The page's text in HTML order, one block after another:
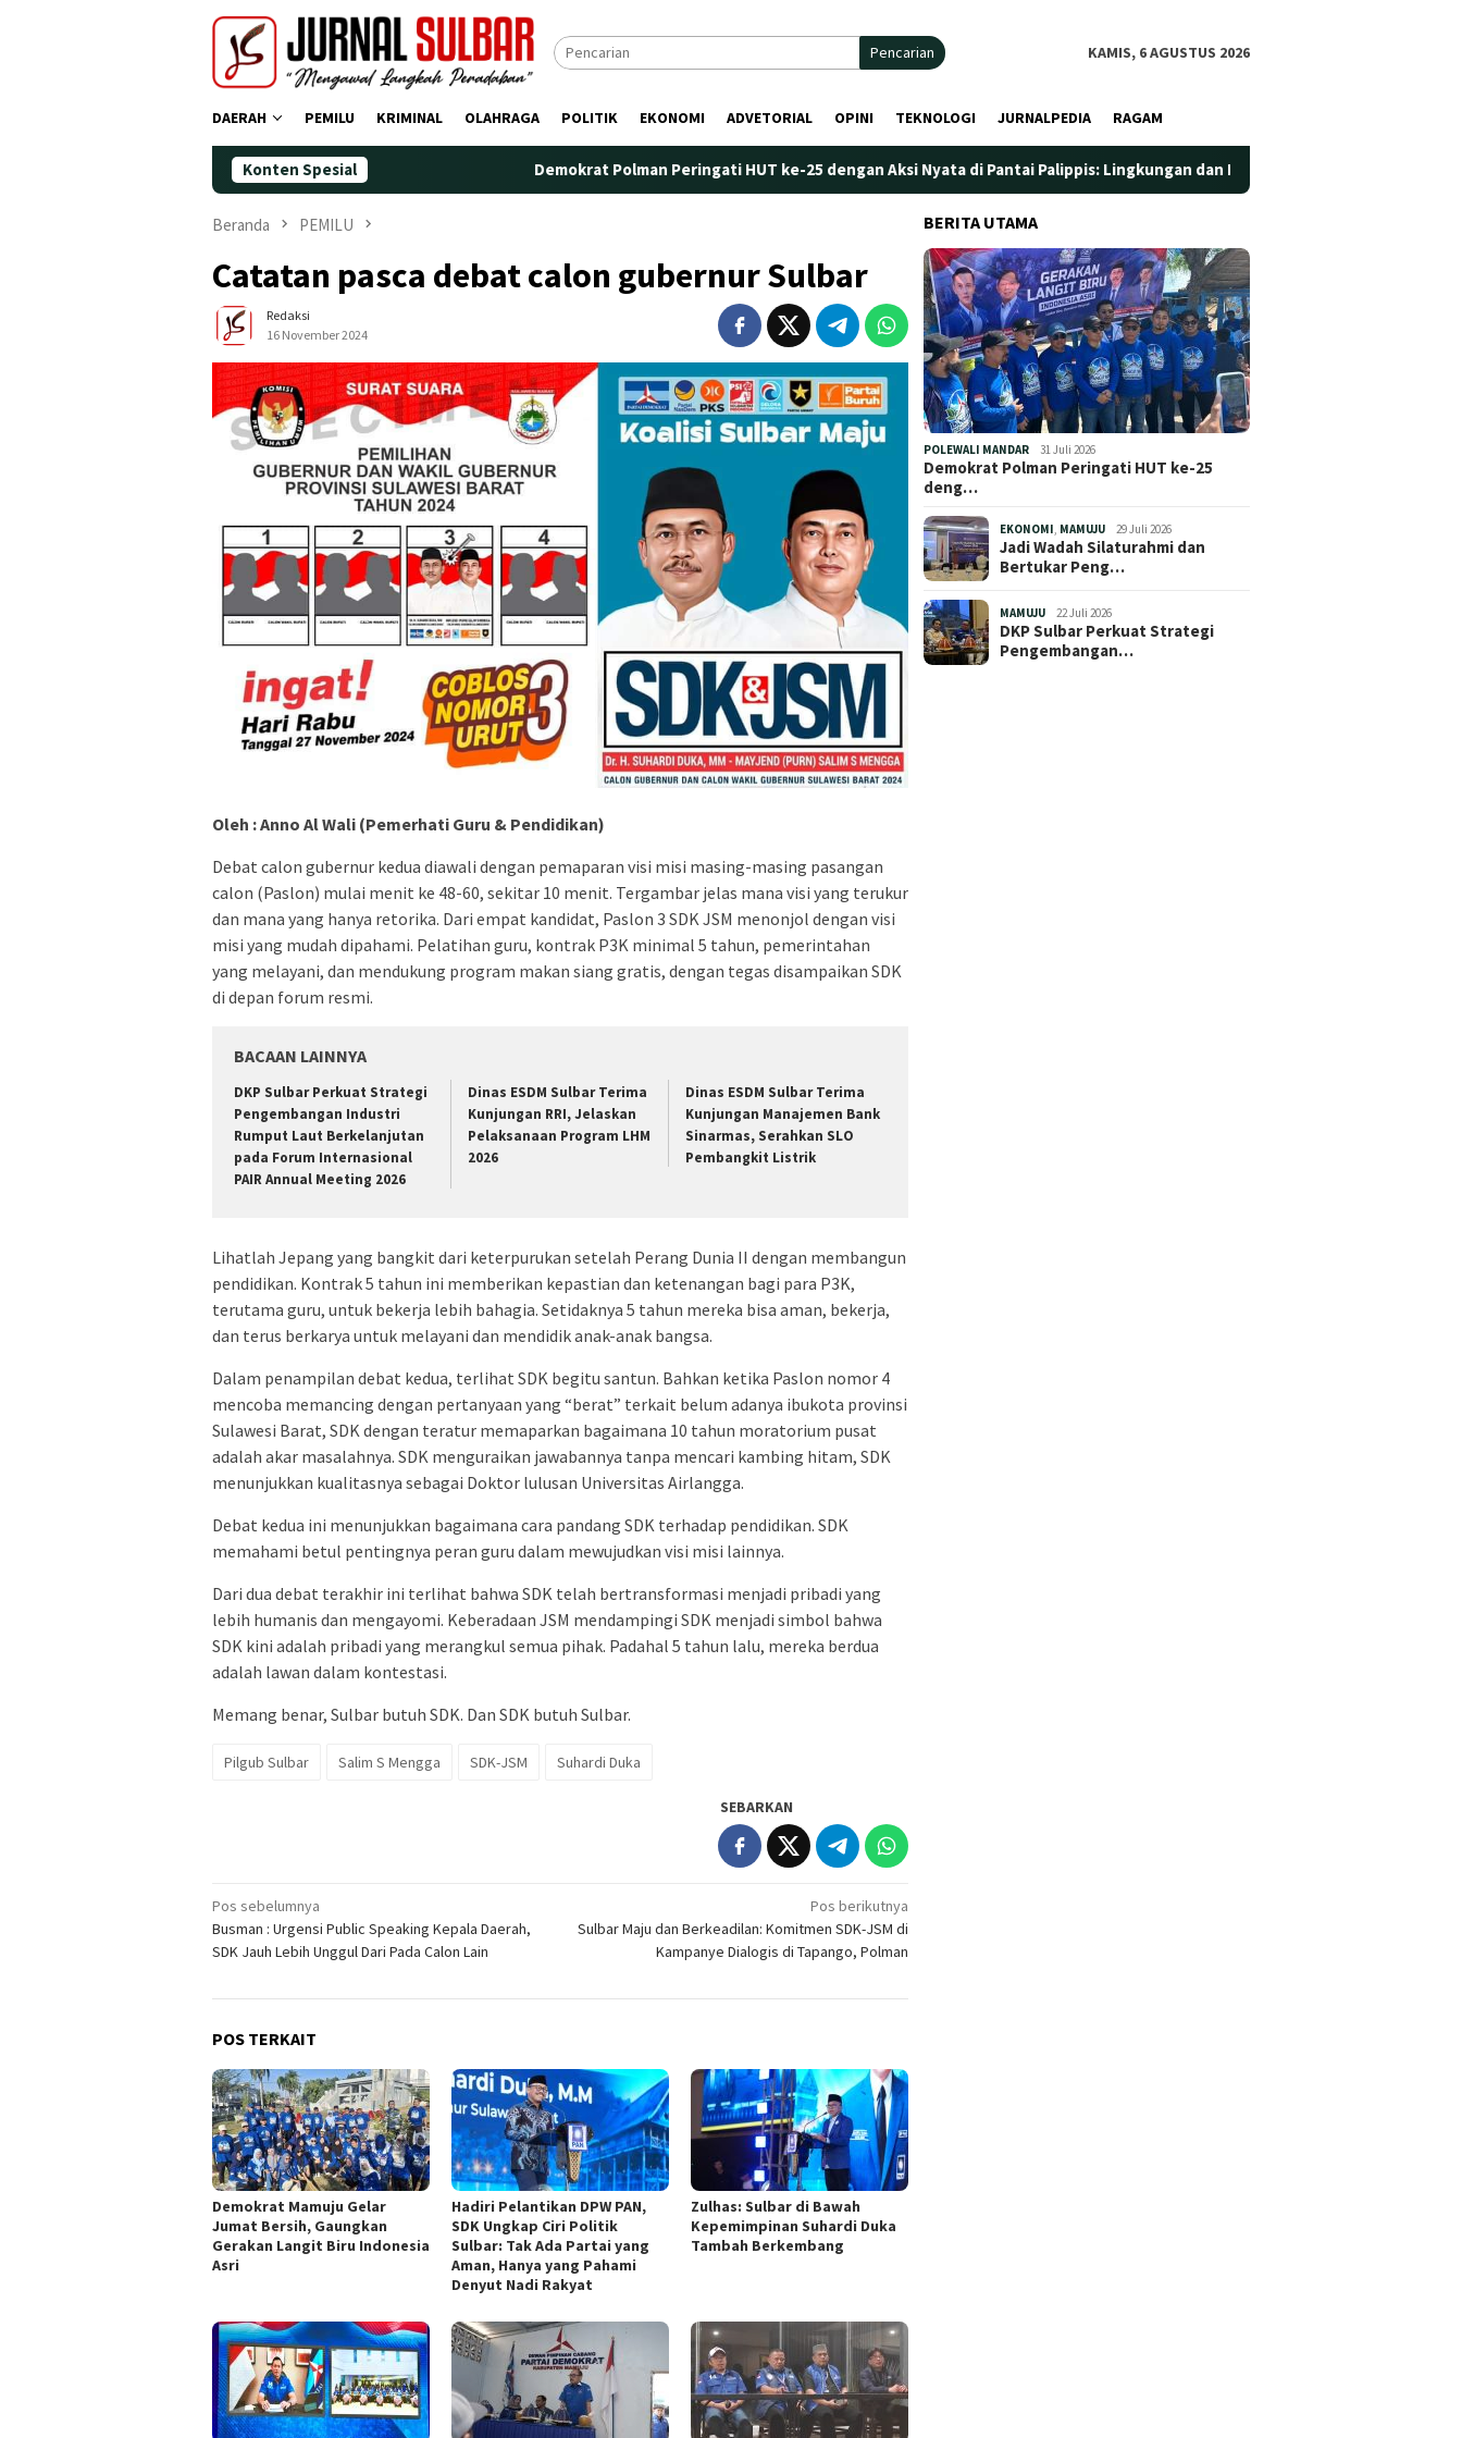
Pencarian KAMIS, 6 AGUSTUS 2026
DAERAH PEMILU KRIMINAL OLAHRAGA POLITIK EKONOMI ADVETORIAL OPINI TEKNOLOGI JURNALPEDIA RAGAM
Konten Spesial Demokrat Polman Peringati HUT ke-25 dengan Aksi Nyata di Pantai Palippis: Lingkungan dan Kesehatan Jadi Prioritas
Beranda PEMILU
Catatan pasca debat calon gubernur Sulbar
Redaksi
16 November 2024
Oleh : Anno Al Wali (Pemerhati Guru & Pendidikan)
Debat calon gubernur kedua diawali dengan pemaparan visi misi masing-masing pasangan
calon (Paslon) mulai menit ke 48-60, sekitar 10 menit. Tergambar jelas mana visi yang terukur
dan mana yang hanya retorika. Dari empat kandidat, Paslon 3 SDK JSM menonjol dengan visi
misi yang mudah dipahami. Pelatihan guru, kontrak P3K minimal 5 tahun, pemerintahan
yang melayani, dan mendukung program makan siang gratis, dengan tegas disampaikan SDK
di depan forum resmi.
BACAAN LAINNYA
DKP Sulbar Perkuat Strategi
Pengembangan Industri
Rumput Laut Berkelanjutan
pada Forum Internasional
PAIR Annual Meeting 2026
Dinas ESDM Sulbar Terima
Kunjungan RRI, Jelaskan
Pelaksanaan Program LHM
2026
Dinas ESDM Sulbar Terima
Kunjungan Manajemen Bank
Sinarmas, Serahkan SLO
Pembangkit Listrik
Lihatlah Jepang yang bangkit dari keterpurukan setelah Perang Dunia II dengan membangun
pendidikan. Kontrak 5 tahun ini memberikan kepastian dan ketenangan bagi para P3K,
terutama guru, untuk bekerja lebih bahagia. Setidaknya 5 tahun mereka bisa aman, bekerja,
dan terus berkarya untuk melayani dan mendidik anak-anak bangsa.
Dalam penampilan debat kedua, terlihat SDK begitu santun. Bahkan ketika Paslon nomor 4
mencoba memancing dengan pertanyaan yang “berat” terkait belum adanya ibukota provinsi
Sulawesi Barat, SDK dengan teratur memaparkan bagaimana 10 tahun moratorium pusat
adalah akar masalahnya. SDK menguraikan jawabannya tanpa mencari kambing hitam, SDK
menunjukkan kualitasnya sebagai Doktor lulusan Universitas Airlangga.
Debat kedua ini menunjukkan bagaimana cara pandang SDK terhadap pendidikan. SDK
memahami betul pentingnya peran guru dalam mewujudkan visi misi lainnya.
Dari dua debat terakhir ini terlihat bahwa SDK telah bertransformasi menjadi pribadi yang
lebih humanis dan mengayomi. Keberadaan JSM mendampingi SDK menjadi simbol bahwa
SDK kini adalah pribadi yang merangkul semua pihak. Padahal 5 tahun lalu, mereka berdua
adalah lawan dalam kontestasi.
Memang benar, Sulbar butuh SDK. Dan SDK butuh Sulbar.
Pilgub Sulbar Salim S Mengga SDK-JSM Suhardi Duka
SEBARKAN
Navigasi
pos
Pos sebelumnya
Busman : Urgensi Public Speaking Kepala Daerah,
SDK Jauh Lebih Unggul Dari Pada Calon Lain
Pos berikutnya
Sulbar Maju dan Berkeadilan: Komitmen SDK-JSM di
Kampanye Dialogis di Tapango, Polman
POS TERKAIT
Demokrat Mamuju Gelar
Jumat Bersih, Gaungkan
Gerakan Langit Biru Indonesia
Asri
Hadiri Pelantikan DPW PAN,
SDK Ungkap Ciri Politik
Sulbar: Tak Ada Partai yang
Aman, Hanya yang Pahami
Denyut Nadi Rakyat
Zulhas: Sulbar di Bawah
Kepemimpinan Suhardi Duka
Tambah Berkembang
BERITA UTAMA
POLEWALI MANDAR 31 Juli 2026
Demokrat Polman Peringati HUT ke-25
deng…
EKONOMI MAMUJU 29 Juli 2026
Jadi Wadah Silaturahmi dan
Bertukar Peng…
MAMUJU 22 Juli 2026
DKP Sulbar Perkuat Strategi
Pengembangan…